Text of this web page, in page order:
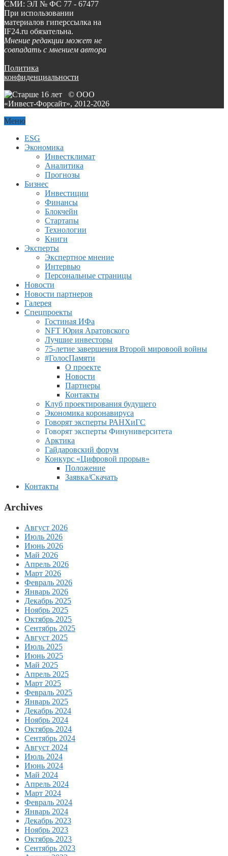
СМИ: ЭЛ № ФС 77 - 67477
При использовании
материалов гиперссылка на
IF24.ru обязательна.
Мнение редакции может не
совпадать с мнением автора
Политика
конфиденциальности
© ООО
«Инвест-Форсайт», 2012-2026
Меню
ESG
Экономика
Инвестклимат
Аналитика
Прогнозы
Бизнес
Инвестиции
Финансы
Блокчейн
Стартапы
Технологии
Книги
Эксперты
Экспертное мнение
Интервью
Персональные страницы
Новости
Новости партнеров
Галерея
Спецпроекты
Гостиная ИФа
NFT Юрия Аратовского
Лучшие инвесторы
75-летие завершения Второй мировоой войны
#ГолосПамяти
О проекте
Новости
Партнеры
Контакты
Клуб проектирования будущего
Экономика коронавируса
Говорят эксперты РАНХиГС
Говорят эксперты Финуниверситета
Арктика
Гайдаровский форум
Конкурс «Цифровой прорыв»
Положение
Заявка/Скачать
Контакты
Archives
Август 2026
Июль 2026
Июнь 2026
Май 2026
Апрель 2026
Март 2026
Февраль 2026
Январь 2026
Декабрь 2025
Ноябрь 2025
Октябрь 2025
Сентябрь 2025
Август 2025
Июль 2025
Июнь 2025
Май 2025
Апрель 2025
Март 2025
Февраль 2025
Январь 2025
Декабрь 2024
Ноябрь 2024
Октябрь 2024
Сентябрь 2024
Август 2024
Июль 2024
Июнь 2024
Май 2024
Апрель 2024
Март 2024
Февраль 2024
Январь 2024
Декабрь 2023
Ноябрь 2023
Октябрь 2023
Сентябрь 2023